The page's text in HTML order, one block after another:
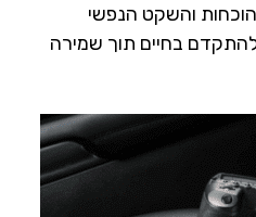
והשקט הנפשי
בחיים תוך שמירה